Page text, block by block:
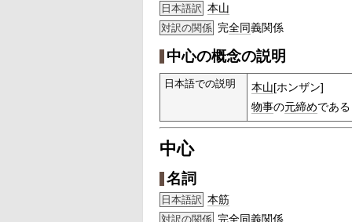
日本語訳 本山
対訳の関係 完全同義関係
中心の概念の説明
日本語での説明 本山[ホンザン]
物事の元締めであ
中心
名詞
日本語訳 本筋
対訳の関係 完全同義関係